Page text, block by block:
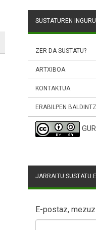
SUSTATUREN
ZER DA SUSTATU?
ARTXIBOA
KONTAKTUA
ERABILPEN
JARRAITU
E-postaz,